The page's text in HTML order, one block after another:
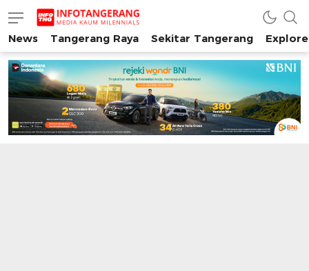
INFO TANGERANG
Media Kaum Millenials Tangerang Raya
News Tangerang Raya Sekitar Tangerang